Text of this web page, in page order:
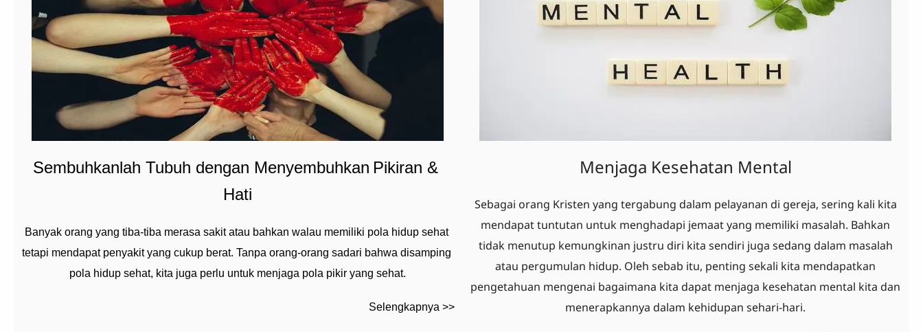
Sembuhkanlah Tubuh dengan Menyembuhkan Pikiran &
Hati
Banyak orang yang tiba-tiba merasa sakit atau bahkan walau memiliki pola hidup sehat
tetapi mendapat penyakit yang cukup berat. Tanpa orang-orang sadari bahwa disamping
pola hidup sehat, kita juga perlu untuk menjaga pola pikir yang sehat.
Selengkapnya >>
Menjaga Kesehatan Mental
Sebagai orang Kristen yang tergabung dalam pelayanan di gereja, sering kali kita
mendapat tuntutan untuk menghadapi jemaat yang memiliki masalah. Bahkan
tidak menutup kemungkinan justru diri kita sendiri juga sedang dalam masalah
atau pergumulan hidup. Oleh sebab itu, penting sekali kita mendapatkan
pengetahuan mengenai bagaimana kita dapat menjaga kesehatan mental kita dan
menerapkannya dalam kehidupan sehari-hari.